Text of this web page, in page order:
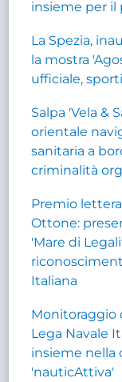
insieme per il
La Spezia,
la mostra
ufficiale,
Salpa 'Vela &
orientale
sanitaria a
criminalità
Premio
Ottone:
'Mare di
Italiana
Monitoraggio
Lega Navale
insieme nella
'nauticAttiva'